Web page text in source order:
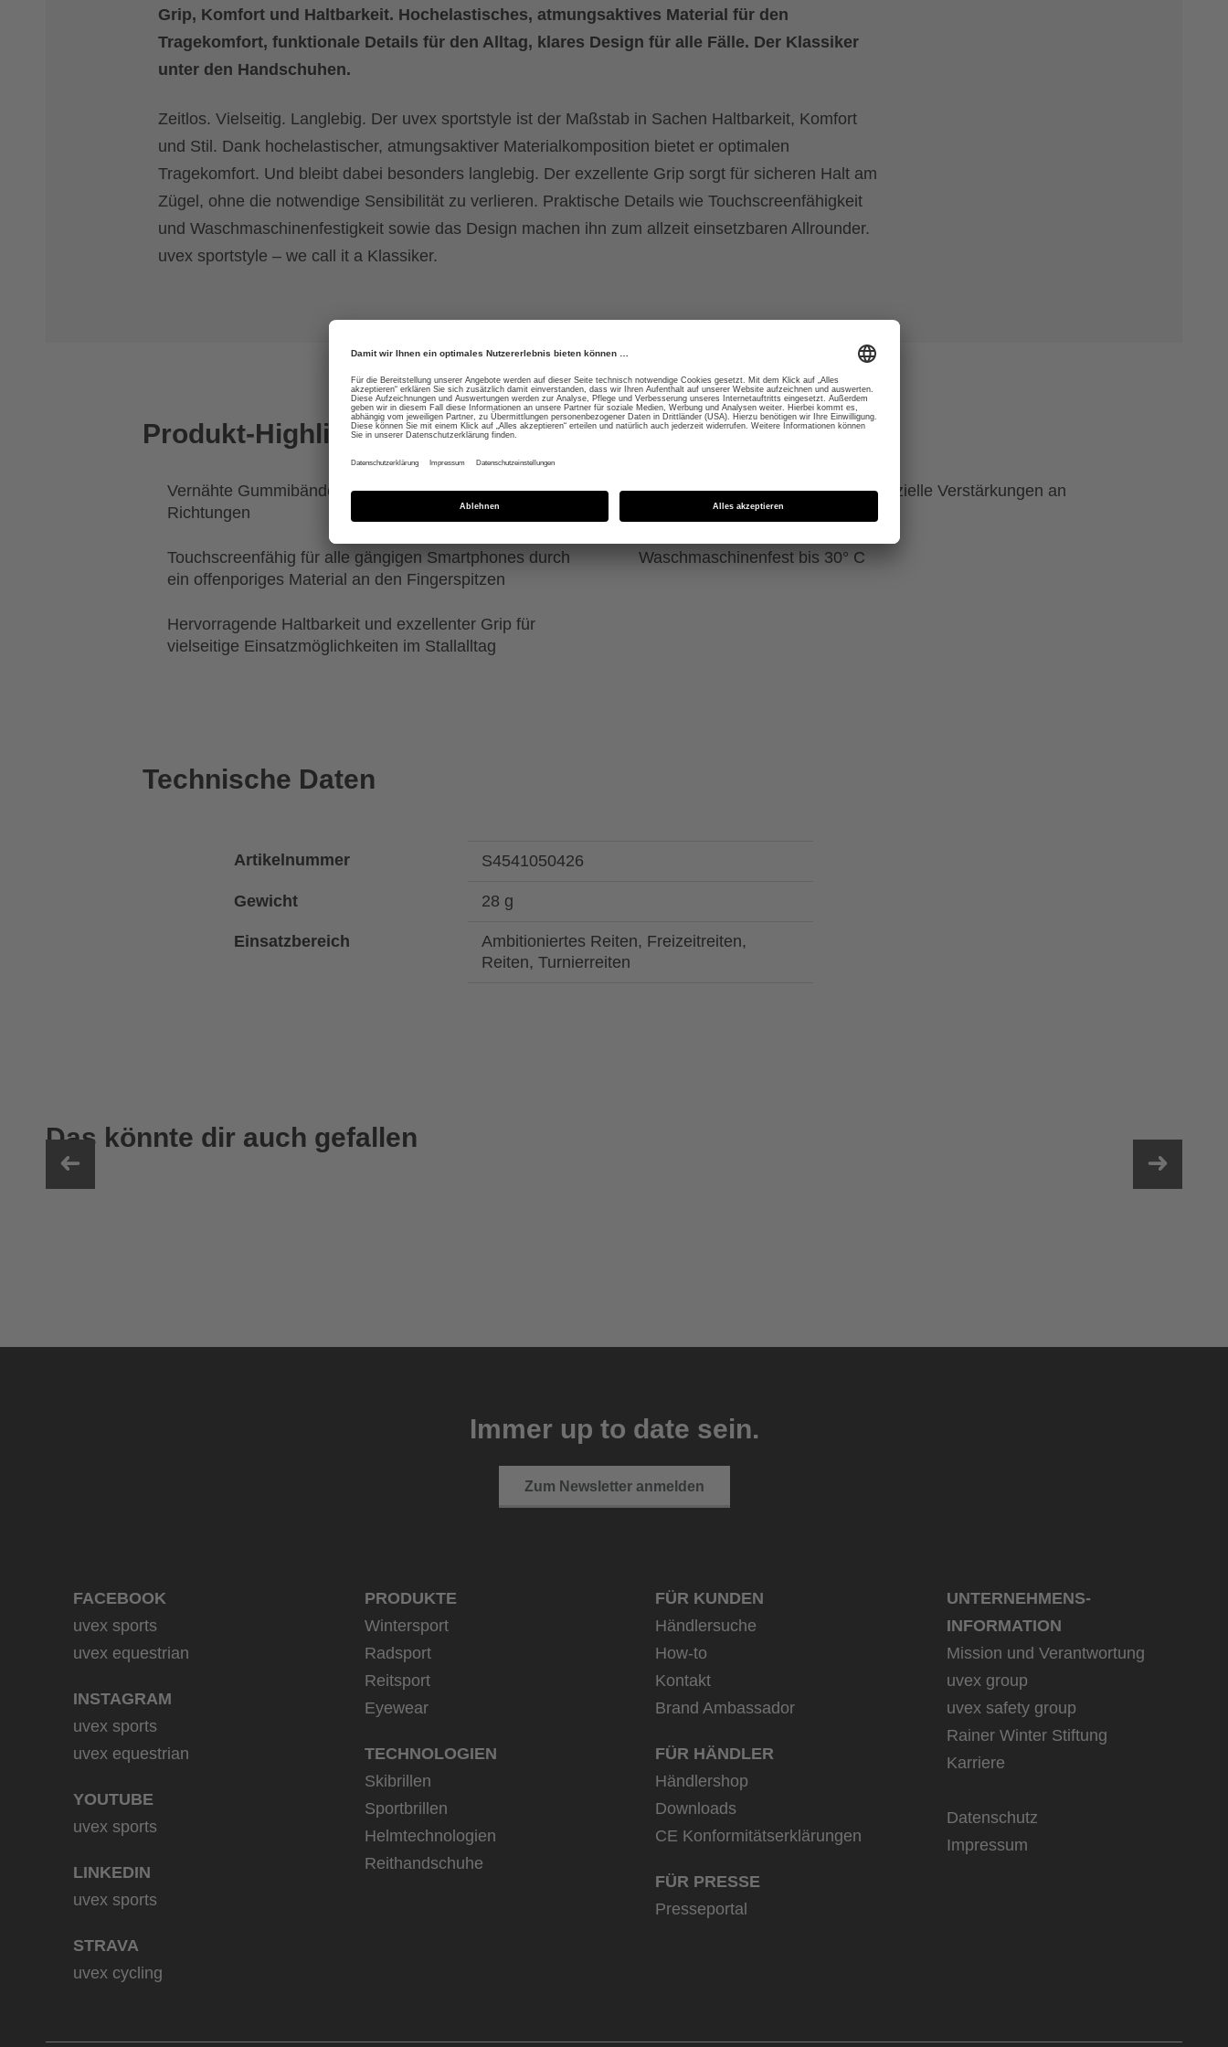
Grip, Komfort und Haltbarkeit. Hochelastisches, atmungsaktives Material für den
Tragekomfort, funktionale Details für den Alltag, klares Design für alle Fälle. Der Klassiker
unter den Handschuhen.
Zeitlos. Vielseitig. Langlebig. Der uvex sportstyle ist der Maßstab in Sachen Haltbarkeit, Komfort
und Stil. Dank hochelastischer, atmungsaktiver Materialkomposition bietet er optimalen
Tragekomfort. Und bleibt dabei besonders langlebig. Der exzellente Grip sorgt für sicheren Halt am
Zügel, ohne die notwendige Sensibilität zu verlieren. Praktische Details wie Touchscreenfähigkeit
und Waschmaschinenfestigkeit sowie das Design machen ihn zum allzeit einsetzbaren Allrounder.
uvex sportstyle – we call it a Klassiker.
Produkt-Highlights
Vernähte Gummibänder sorgen für Dehnbarkeit in zwei
Richtungen
Hohe Strapazierfähigkeit durch spezielle Verstärkungen an
der Zügelführung
Touchscreenfähig für alle gängigen Smartphones durch
ein offenporiges Material an den Fingerspitzen
Waschmaschinenfest bis 30° C
Hervorragende Haltbarkeit und exzellenter Grip für
vielseitige Einsatzmöglichkeiten im Stallalltag
Technische Daten
Artikelnummer S4541050426
Gewicht 28 g
Einsatzbereich
Ambitioniertes Reiten, Freizeitreiten,
Reiten, Turnierreiten
Das könnte dir auch gefallen
uvex sumair
Immer up to date sein.
Zum Newsletter anmelden
FACEBOOK
uvex sports
uvex equestrian
INSTAGRAM
uvex sports
uvex equestrian
YOUTUBE
uvex sports
LINKEDIN
uvex sports
STRAVA
uvex cycling
PRODUKTE
Wintersport
Radsport
Reitsport
Eyewear
TECHNOLOGIEN
Skibrillen
Sportbrillen
Helmtechnologien
Reithandschuhe
FÜR KUNDEN
Händlersuche
How-to
Kontakt
Brand Ambassador
FÜR HÄNDLER
Händlershop
Downloads
CE Konformitätserklärungen
FÜR PRESSE
Presseportal
UNTERNEHMENS­
INFORMATION
Mission und Verantwortung
uvex group
uvex safety group
Rainer Winter Stiftung
Karriere
Datenschutz
Impressum